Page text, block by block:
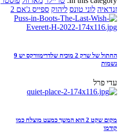
זנדאיה לוני טונס ליהוק ספייס ג'אם 2
החתול של שרק 2 מוכיח שלדרימוורקס יש 9
נשמות
עדי פרל
מקום שקט 2 הוא המשך כמעט מוצלח כמו
קודמו